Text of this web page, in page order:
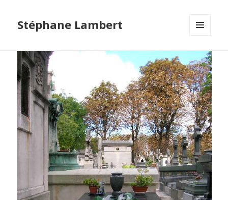
Stéphane Lambert
WIDGETS